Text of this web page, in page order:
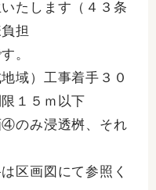
たします（４３条
担
。
域）工事着手３０
１５ｍ以下
のみ浸透桝、それ
区画図にて参照く